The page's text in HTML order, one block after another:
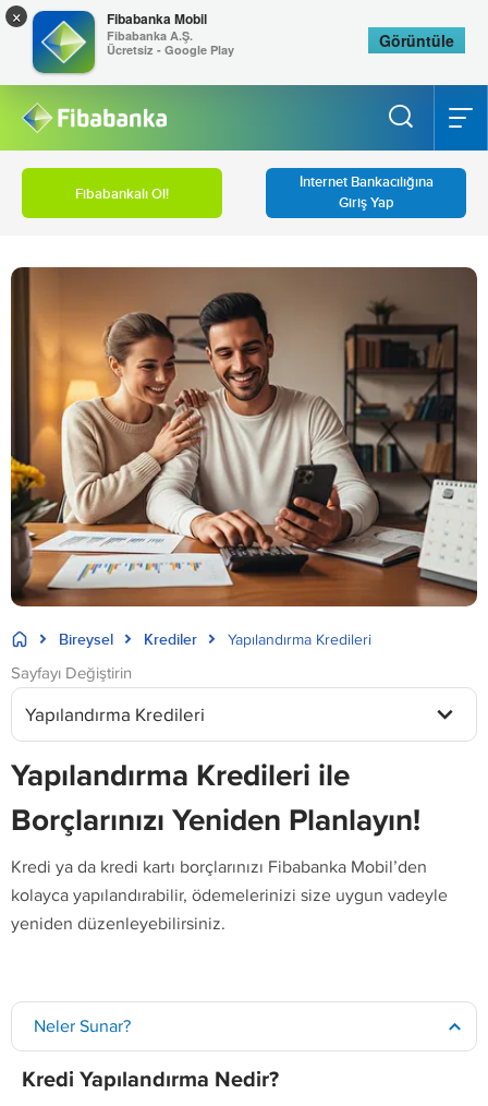
Fibabankalı Ol!
İnternet Bankacılığına
Giriş Yap
Bireysel Krediler Yapılandırma Kredileri
Sayfayı Değiştirin
Yapılandırma Kredileri
Yapılandırma Kredileri ile
Borçlarınızı Yeniden Planlayın!
Kredi ya da kredi kartı borçlarınızı Fibabanka Mobil’den
kolayca yapılandırabilir, ödemelerinizi size uygun vadeyle
yeniden düzenleyebilirsiniz.
Neler Sunar?
Kredi Yapılandırma Nedir?
× Fibabanka Mobil
Fibabanka A.Ş.
Ücretsiz - Google Play
Görüntüle